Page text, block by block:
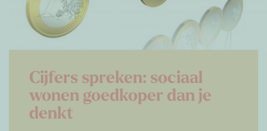
Cijfers spreken: sociaal
wonen goedkoper dan je
denkt